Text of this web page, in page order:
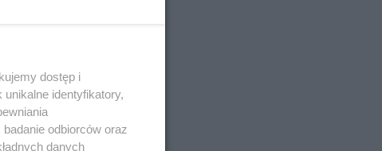
dostęp i
identyfikatory,
odbiorców oraz
danych